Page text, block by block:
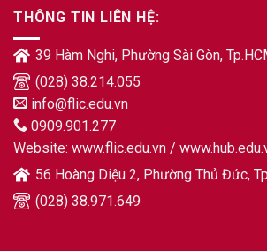
THÔNG TIN LIÊN HỆ:
39 Hàm Nghi, Phường Sài Gòn,
(028) 38.214.055
info@flic.edu.vn
0909.901.277
Website: www.flic.edu.vn /
56 Hoàng Diệu 2, Phường Thủ Đức,
(028) 38.971.649